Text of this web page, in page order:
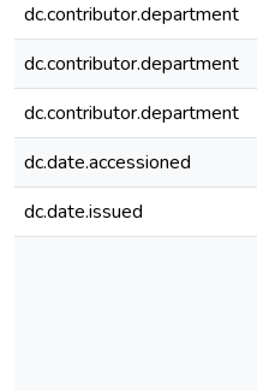
dc.contributor.department
dc.contributor.department
dc.contributor.department
dc.date.accessioned
dc.date.issued